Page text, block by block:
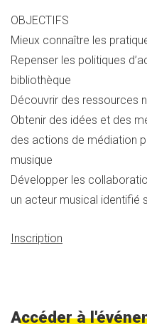
OBJECTIFS
Mieux connaître les
Repenser les politiques
bibliothèque
Découvrir des ressources
Obtenir des idées et des
des actions de médiation
musique
Développer les
un acteur musical identifié
Inscription
Accéder à